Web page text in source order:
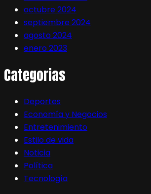
octubre 2024
septiembre 2024
agosto 2024
enero 2023
Categorias
Deportes
Economía y Negocios
Entretenimiento
Estilo de vida
Noticia
Política
Tecnología